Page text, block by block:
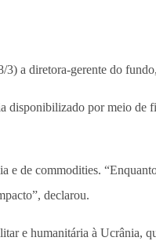
a diretora-gerente do
por meio de
de commodities.
declarou.
e humanitária à Ucrânia,